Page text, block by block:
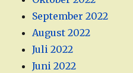
September 2022
August 2022
Juli 2022
Juni 2022